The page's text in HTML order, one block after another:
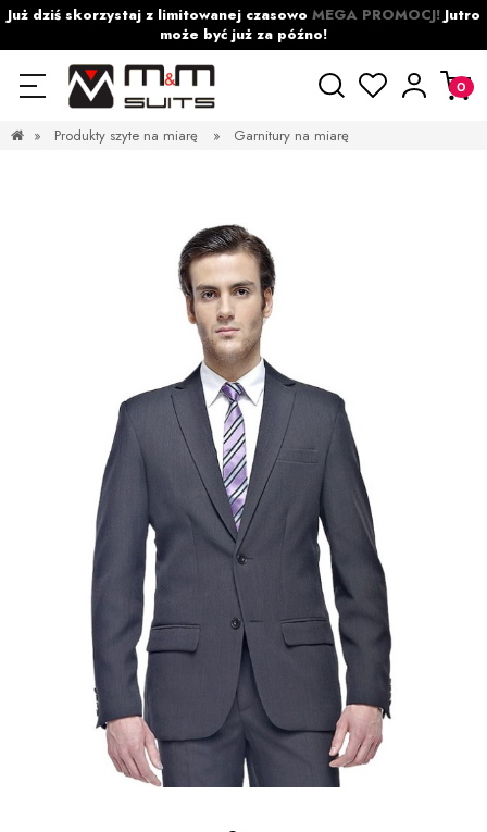
Już dziś skorzystaj z limitowanej czasowo MEGA PROMOCJ!Jutro
może być już za późno!
» Produkty szyte na miarę » Garnitury na miarę